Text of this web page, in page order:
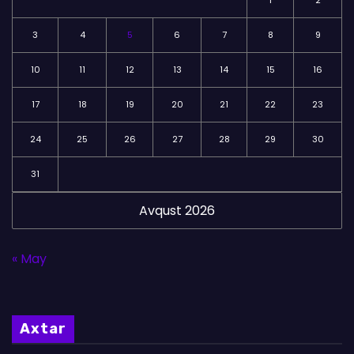
Avqust 2026
3 4 5 6 7 8 9
10 11 12 13 14 15 16
17 18 19 20 21 22 23
24 25 26 27 28 29 30
31
« May
Axtar